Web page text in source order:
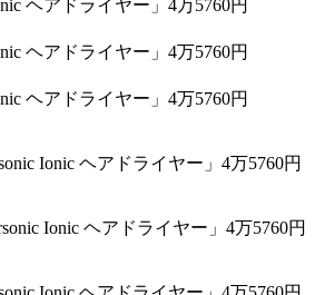
Ionic ヘアドライヤー」4万5760円